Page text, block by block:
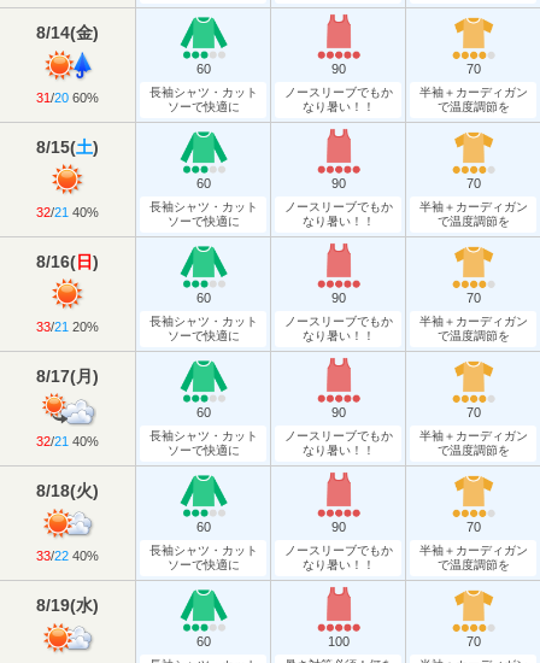
8/14(金)
31/20 60%
60
長袖シャツ・カット
ソーで快適に
90
ノースリーブでもか
なり暑い！！
70
半袖＋カーディガン
で温度調節を
8/15(土)
32/21 40%
60
長袖シャツ・カット
ソーで快適に
90
ノースリーブでもか
なり暑い！！
70
半袖＋カーディガン
で温度調節を
8/16(日)
33/21 20%
60
長袖シャツ・カット
ソーで快適に
90
ノースリーブでもか
なり暑い！！
70
半袖＋カーディガン
で温度調節を
8/17(月 )
32/21 40%
60
長袖シャツ・カット
ソーで快適に
90
ノースリーブでもか
なり暑い！！
70
半袖＋カーディガン
で温度調節を
8/18(火)
33/22 40%
60
長袖シャツ・カット
ソーで快適に
90
ノースリーブでもか
なり暑い！！
70
半袖＋カーディガン
で温度調節を
8/19(水)
60 100 70